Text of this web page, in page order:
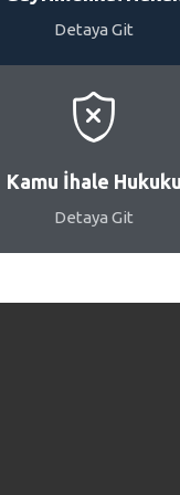
Detaya Git

Kamu İhale
Detaya Git